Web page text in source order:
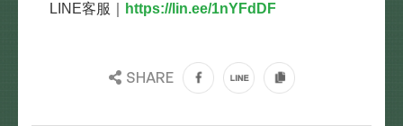
LINE客服｜
https://lin.ee/1nYFdDF
SHARE